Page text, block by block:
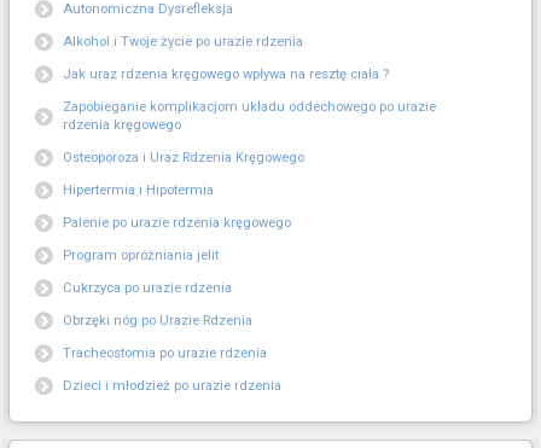
Autonomiczna Dysrefleksja
Alkohol i Twoje życie po urazie rdzenia
Jak uraz rdzenia kręgowego wpływa na resztę ciała ?
Zapobieganie komplikacjom układu oddechowego po urazie
rdzenia kręgowego
Osteoporoza i Uraz Rdzenia Kręgowego
Hipertermia i Hipotermia
Palenie po urazie rdzenia kręgowego
Program opróżniania jelit
Cukrzyca po urazie rdzenia
Obrzęki nóg po Urazie Rdzenia
Tracheostomia po urazie rdzenia
Dzieci i młodzież po urazie rdzenia